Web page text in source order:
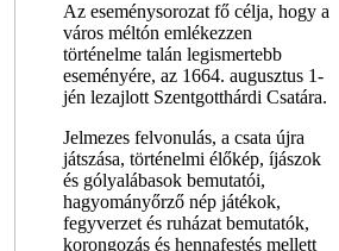
Az eseménysorozat fő célja, hogy a
város méltón emlékezzen
történelme talán legismertebb
eseményére, az 1664. augusztus 1-
jén lezajlott Szentgotthárdi Csatára.
Jelmezes felvonulás, a csata újra
játszása, történelmi élőkép, íjászok
és gólyalábasok bemutatói,
hagyományőrző nép játékok,
fegyverzet és ruházat bemutatók,
korongozás és hennafestés mellett